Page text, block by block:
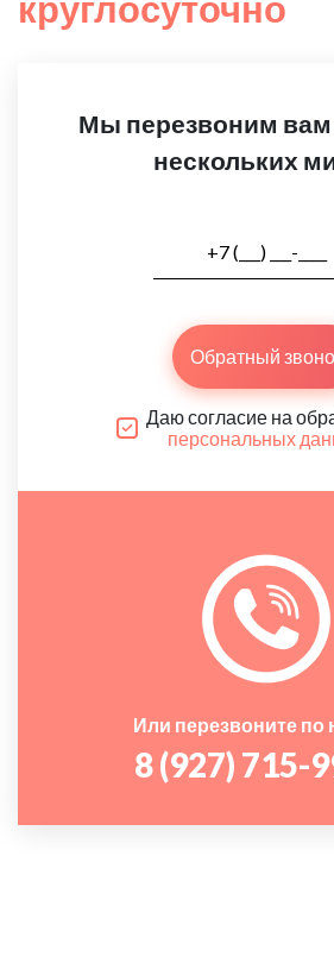
Мы перезвоним вам
нескольких
Обратный
Даю согласие на
персональных
Или перезвоните по
8 (927) 715-